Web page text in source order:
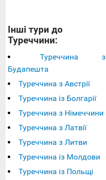
Інші тури до
Туреччини:
Туреччина з
Будапешта
Туреччина з Австрії
Туреччина із Болгарії
Туреччина з Німеччини
Туреччина з Латвії
Туреччина з Литви
Туреччина із Молдови
Туреччина із Польщі